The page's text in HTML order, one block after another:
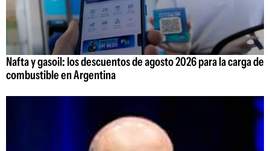
Nafta y gasoil: los descuentos de agosto 2026 para la carga de
combustible en Argentina